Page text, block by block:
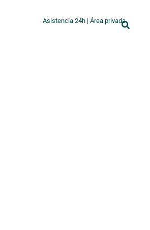
Asistencia 24h | Área privada